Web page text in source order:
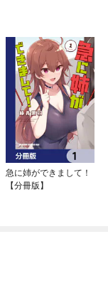
急に姉ができまして！
【分冊版】